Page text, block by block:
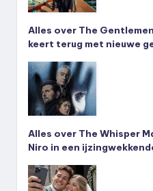
Alles over The
keert terug met nieuwe
Alles over The Whisper
Niro in een